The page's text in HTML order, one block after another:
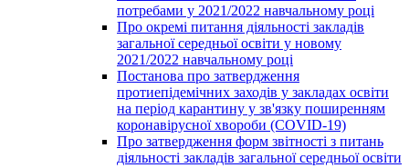
потребами у 2021/2022 навчальному році
Про окремі питання діяльності закладів
загальної середньої освіти у новому
2021/2022 навчальному році
Постанова про затвердження
протиепідемічних заходів у закладах освіти
на період карантину у зв'язку поширенням
коронавірусної хвороби (COVID-19)
Про затвердження форм звітності з питань
діяльності закладів загальної середньої освіти